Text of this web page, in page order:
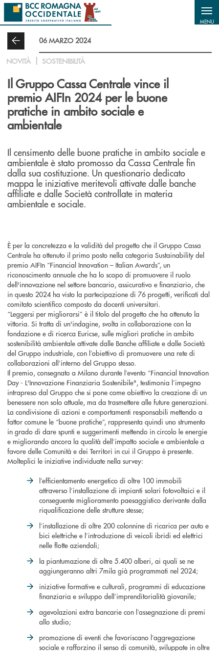
Salta al contenuto principale
MENU
06 MARZO 2024
NOVITÀ SOSTENIBILITÀ
Il Gruppo Cassa Centrale vince il
premio AIFIn 2024 per le buone
pratiche in ambito sociale e
ambientale
Il censimento delle buone pratiche in ambito sociale e
ambientale è stato promosso da Cassa Centrale fin
dalla sua costituzione. Un questionario dedicato
mappa le iniziative meritevoli attivate dalle banche
affiliate e dalle Società controllate in materia
ambientale e sociale.
È per la concretezza e la validità del progetto che il Gruppo Cassa
Centrale ha ottenuto il primo posto nella categoria Sustainability del
premio AIFIn “Financial Innovation – Italian Awards”, un
riconoscimento annuale che ha lo scopo di promuovere il ruolo
dell'innovazione nel settore bancario, assicurativo e finanziario, che
in questo 2024 ha visto la partecipazione di 76 progetti, verificati dal
comitato scientifico composto da docenti universitari.
“Leggersi per migliorarsi” è il titolo del progetto che ha ottenuto la
vittoria. Si tratta di un'indagine, svolta in collaborazione con la
fondazione e di ricerca Euricse, sulle migliori pratiche in ambito
sostenibilità ambientale attivate dalle Banche affiliate e dalle Società
del Gruppo industriale, con l’obiettivo di promuovere una rete di
collaborazioni all’interno del Gruppo stesso.
Il premio, consegnato a Milano durante l’evento “Financial Innovation
Day - L'Innovazione Finanziaria Sostenibile", testimonia l’impegno
intrapreso dal Gruppo che si pone come obiettivo la creazione di un
benessere non solo attuale, ma da trasmettere alle future generazioni.
La condivisione di azioni e comportamenti responsabili mettendo a
fattor comune le “buone pratiche”, rappresenta quindi uno strumento
in grado di dare spunti e suggerimenti mettendo in circolo le energie
e migliorando ancora la qualità dell’impatto sociale e ambientale a
favore delle Comunità e dei Territori in cui il Gruppo è presente.
Molteplici le iniziative individuate nella survey:
l’efficientamento energetico di oltre 100 immobili
attraverso l’installazione di impianti solari fotovoltaici e il
conseguente miglioramento paesaggistico derivante dalla
riqualificazione delle strutture stesse;
l’installazione di oltre 200 colonnine di ricarica per auto e
bici elettriche e l’introduzione di veicoli ibridi ed elettrici
nelle flotte aziendali;
la piantumazione di oltre 5.400 alberi, ai quali se ne
aggiungeranno altri 7mila già programmati nel 2024;
iniziative formative e culturali, programmi di educazione
finanziaria e sviluppo dell’imprenditorialità giovanile;
agevolazioni extra bancarie con l’assegnazione di premi
allo studio;
promozione di eventi che favoriscano l’aggregazione
sociale e rafforzino il senso di comunità, sviluppate in oltre